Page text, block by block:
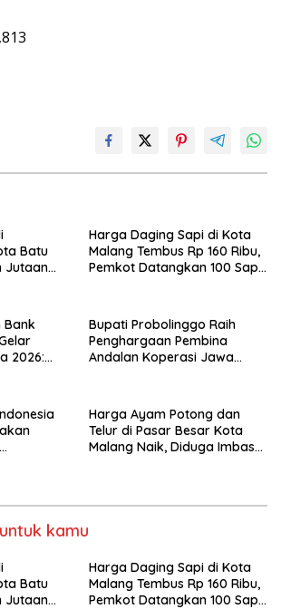
Batu
Jutaan
Harga Daging Sapi di Kota
Malang Tembus Rp 160 Ribu,
Pemkot Datangkan 100 Sapi
Bank
2026:
Bupati Probolinggo Raih
Penghargaan Pembina
Andalan Koperasi Jawa
Harga Ayam Potong dan
Telur di Pasar Besar Kota
Malang Naik, Diduga Imbas
kamu
Batu
Jutaan
Harga Daging Sapi di Kota
Malang Tembus Rp 160 Ribu,
Pemkot Datangkan 100 Sapi